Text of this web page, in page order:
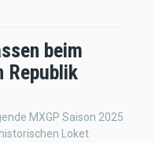
beim
Republik
MXGP Saison 2025
Loket